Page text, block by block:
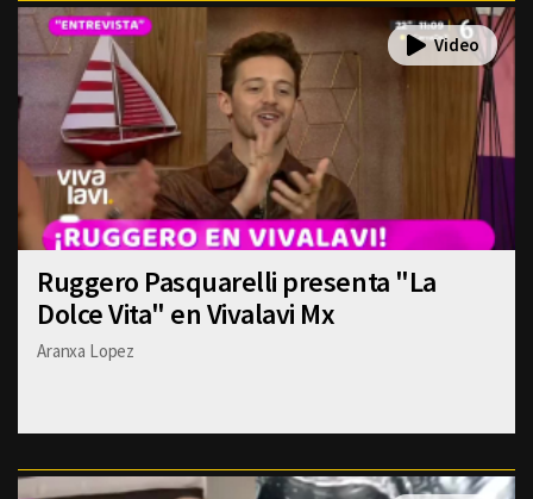
Ruggero Pasquarelli presenta "La
Dolce Vita" en Vivalavi Mx
Aranxa Lopez